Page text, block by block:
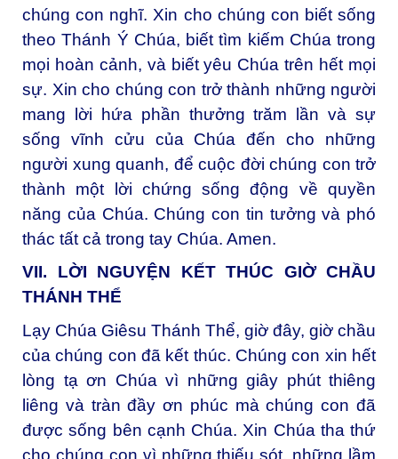
chúng con nghĩ. Xin cho chúng con biết sống
theo Thánh Ý Chúa, biết tìm kiếm Chúa trong
mọi hoàn cảnh, và biết yêu Chúa trên hết mọi
sự. Xin cho chúng con trở thành những người
mang lời hứa phần thưởng trăm lần và sự
sống vĩnh cửu của Chúa đến cho những
người xung quanh, để cuộc đời chúng con trở
thành một lời chứng sống động về quyền
năng của Chúa. Chúng con tin tưởng và phó
thác tất cả trong tay Chúa. Amen.
VII. LỜI NGUYỆN KẾT THÚC GIỜ CHẦU
THÁNH THỂ
Lạy Chúa Giêsu Thánh Thể, giờ đây, giờ chầu
của chúng con đã kết thúc. Chúng con xin hết
lòng tạ ơn Chúa vì những giây phút thiêng
liêng và tràn đầy ơn phúc mà chúng con đã
được sống bên cạnh Chúa. Xin Chúa tha thứ
cho chúng con vì những thiếu sót, những lầm